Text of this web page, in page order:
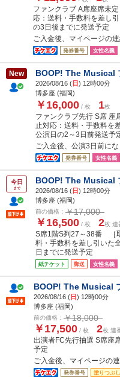
ファンクラブ A席座席未
応：送料・手数料を差し
の3日後までに発送予定
ご入金後、マイページの
発券番号 女性名義
New BOOP! The Musical
2026/08/16 (日) 12時00分
博多座 (福岡)
￥16,000 / 枚 1枚
ファンクラブ先行 S席
止対応：送料・手数料を
公演日の2～3日前発送予
ご入金後、公演3日前に
発券番号 女性名義
今日
まで
BOOP! The Musical
2026/08/16 (日) 12時00分
博多座 (福岡)
前の価格： ￥17,000
￥16,500 / 枚 2枚 連
S席1階S列27～38番 ［
料・手数料を差し引いた
日までに発送予定
紙チケット 郵送 女性名義
BOOP! The Musical
2026/08/16 (日) 12時00分
博多座 (福岡)
前の価格： ￥18,000
￥17,500 / 枚 2枚 連
出演者FC先行抽選 S席座
予定
ご入金後、マイページの
発券番号 塗りつぶ